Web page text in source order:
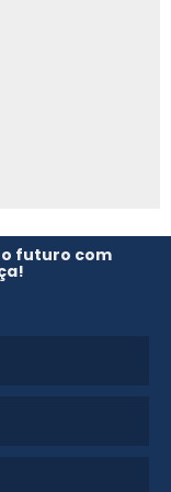
futuro com